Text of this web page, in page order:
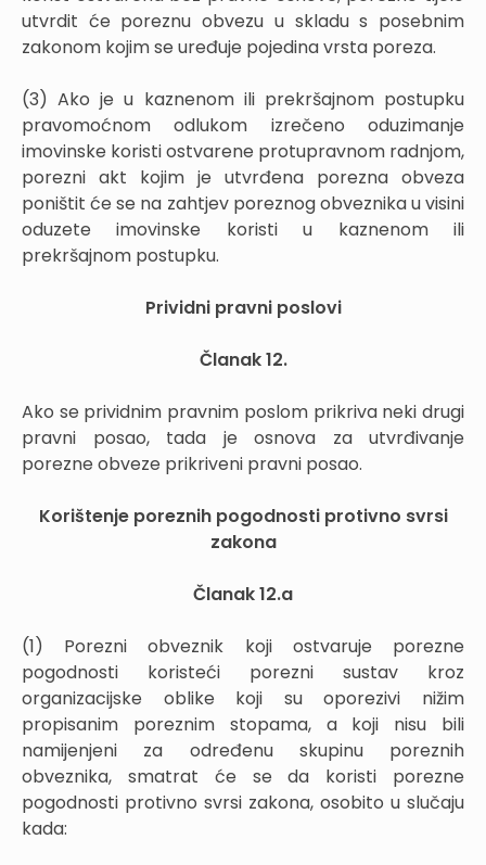
utvrdit će poreznu obvezu u skladu s posebnim
zakonom kojim se uređuje pojedina vrsta poreza.
(3) Ako je u kaznenom ili prekršajnom postupku
pravomoćnom odlukom izrečeno oduzimanje
imovinske koristi ostvarene protupravnom radnjom,
porezni akt kojim je utvrđena porezna obveza
poništit će se na zahtjev poreznog obveznika u visini
oduzete imovinske koristi u kaznenom ili
prekršajnom postupku.
Prividni pravni poslovi
Članak 12.
Ako se prividnim pravnim poslom prikriva neki drugi
pravni posao, tada je osnova za utvrđivanje
porezne obveze prikriveni pravni posao.
Korištenje poreznih pogodnosti protivno svrsi
zakona
Članak 12.a
(1) Porezni obveznik koji ostvaruje porezne
pogodnosti koristeći porezni sustav kroz
organizacijske oblike koji su oporezivi nižim
propisanim poreznim stopama, a koji nisu bili
namijenjeni za određenu skupinu poreznih
obveznika, smatrat će se da koristi porezne
pogodnosti protivno svrsi zakona, osobito u slučaju
kada: